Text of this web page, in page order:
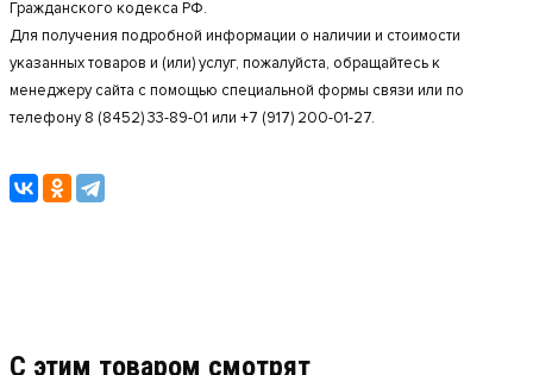
Гражданского кодекса РФ.
Для получения подробной информации о наличии и стоимости
указанных товаров и (или) услуг, пожалуйста, обращайтесь к
менеджеру сайта с помощью специальной формы связи или по
телефону 8 (8452) 33-89-01 или +7 (917) 200-01-27.
C этим товаром смотрят